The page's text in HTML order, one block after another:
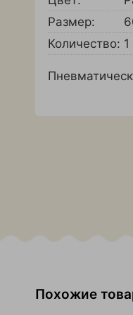
Размер:
Количество: 1
Похожие